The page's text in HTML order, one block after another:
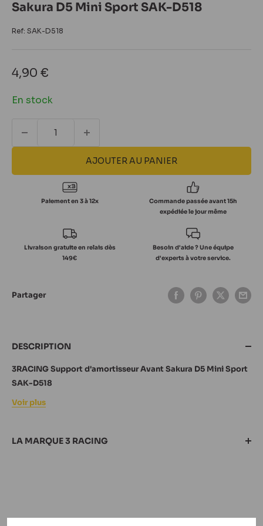
Sakura D5 Mini Sport SAK-D518
Ref: SAK-D518
Prix
4,90 €
En stock
AJOUTER AU PANIER
Paiement en 3 à 12x
Commande passée avant 15h
expédiée le jour même
Livraison gratuite en relais dès
149€
Besoin d'aide ? Une équipe
d'experts à votre service.
Partager
DESCRIPTION
3RACING Support d'amortisseur Avant Sakura D5 Mini Sport
SAK-D518
Voir plus
LA MARQUE 3 RACING